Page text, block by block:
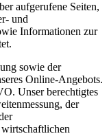
aufgerufene Seiten,
und
Informationen zur
sowie der
Online-Angebots.
Unser berechtigtes
der